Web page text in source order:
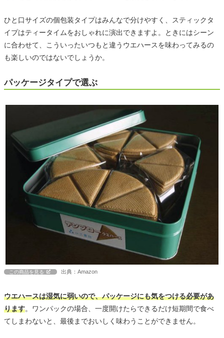
ひと口サイズの個包装タイプはみんなで分けやすく、スティックタ
イプはティータイムをおしゃれに演出できますよ。ときにはシーン
に合わせて、こういったいつもと違うウエハースを味わってみるの
も楽しいのではないでしょうか。
パッケージタイプで選ぶ
この商品を見る 出典：Amazon
ウエハースは湿気に弱いので、パッケージにも気をつける必要があ
ります。ワンパックの場合、一度開けたらできるだけ短期間で食べ
てしまわないと、最後までおいしく味わうことができません。